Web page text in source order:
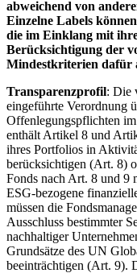
abweichend von
Einzelne Labels
die im Einklang mit
Berücksichtigung der
Mindestkriterien dafür
Transparenzprofil: Die
eingeführte Verordnung
Offenlegungspflichten
enthält Artikel 8 und
ihres Portfolios in
berücksichtigen (Art. 8)
Fonds nach Art. 8 und 9
ESG-bezogene
müssen die
Ausschluss bestimmter
nachhaltiger
Grundsätze des UN
beeinträchtigen (Art. 9).